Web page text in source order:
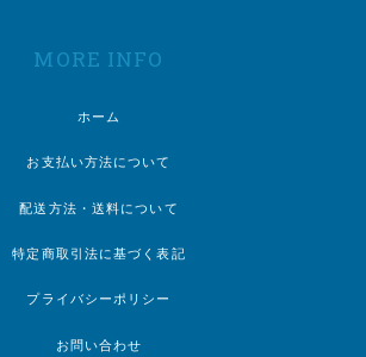
MORE INFO
ホーム
お支払い方法について
配送方法・送料について
特定商取引法に基づく表記
プライバシーポリシー
お問い合わせ